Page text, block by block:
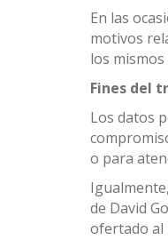
En las
motivos
los
Fines del
Los datos
o para
de David
ofertado al